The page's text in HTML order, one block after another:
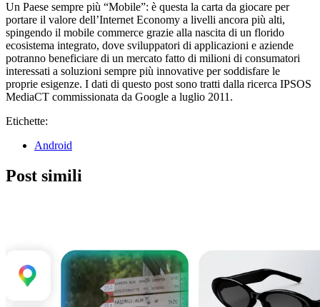
Un Paese sempre più “Mobile”: è questa la carta da giocare per
portare il valore dell’Internet Economy a livelli ancora più alti,
spingendo il mobile commerce grazie alla nascita di un florido
ecosistema integrato, dove sviluppatori di applicazioni e aziende
potranno beneficiare di un mercato fatto di milioni di consumatori
interessati a soluzioni sempre più innovative per soddisfare le
proprie esigenze. I dati di questo post sono tratti dalla ricerca IPSOS
MediaCT commissionata da Google a luglio 2011.
Etichette:
Android
Post simili